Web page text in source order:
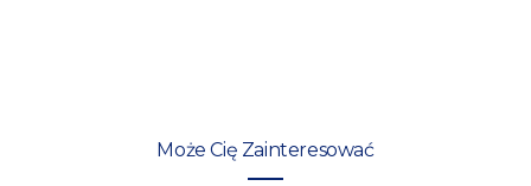
Może Cię Zainteresować